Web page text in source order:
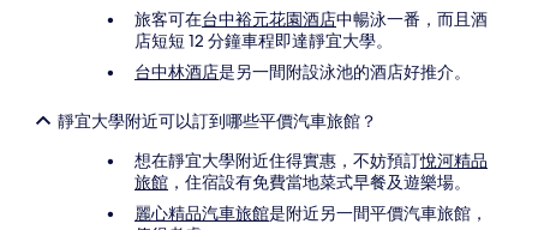
旅客可在台中裕元花園酒店中暢泳一番，而且酒
店短短 12 分鐘車程即達靜宜大學。
台中林酒店是另一間附設泳池的酒店好推介。
靜宜大學附近可以訂到哪些平價汽車旅館？
想在靜宜大學附近住得實惠，不妨預訂悅河精品
旅館 ，住宿設有免費當地菜式早餐及遊樂場。
麗心精品汽車旅館是附近另一間平價汽車旅館，